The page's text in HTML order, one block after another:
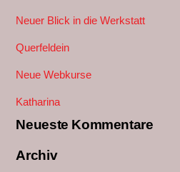
Neuer Blick in die Werkstatt
Querfeldein
Neue Webkurse
Katharina
Neueste Kommentare
Archiv